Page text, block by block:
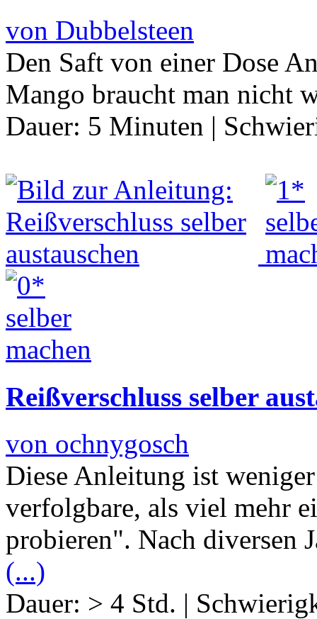
von Dubbelsteen
Den Saft von einer Dose
Mango braucht man nicht
Dauer: 5 Minuten |
Reißverschluss selber
von ochnygosch
Diese Anleitung ist
verfolgbare, als viel mehr
probieren". Nach diversen
(...)
Dauer: > 4 Std. |